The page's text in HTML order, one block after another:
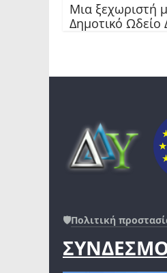
Μια ξεχωριστή
Δημοτικό
🛡️Πολιτική